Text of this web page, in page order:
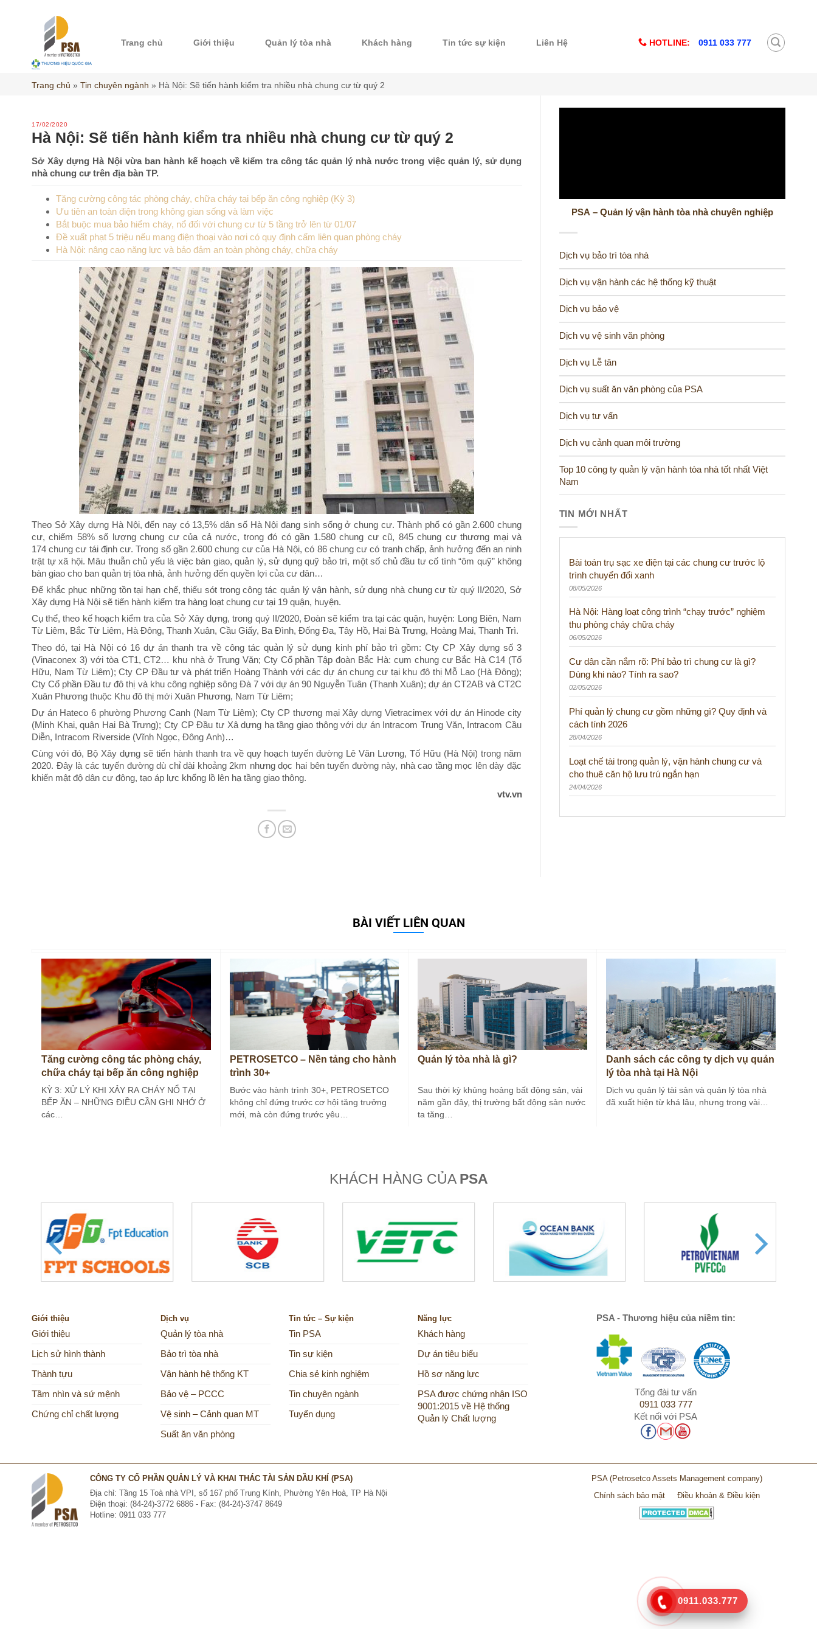
Trang chủ Giới thiệu Quản lý tòa nhà Khách hàng Tin tức sự kiện Liên Hệ HOTLINE: 0911 033 777
Trang chủ » Tin chuyên ngành » Hà Nội: Sẽ tiến hành kiểm tra nhiều nhà chung cư từ quý 2
17/02/2020
Hà Nội: Sẽ tiến hành kiểm tra nhiều nhà chung cư từ quý 2
Sở Xây dựng Hà Nội vừa ban hành kế hoạch về kiểm tra công tác quản lý nhà nước trong việc quản lý, sử dụng
nhà chung cư trên địa bàn TP.
Tăng cường công tác phòng cháy, chữa cháy tại bếp ăn công nghiệp (Kỳ 3)
Ưu tiên an toàn điện trong không gian sống và làm việc
Bắt buộc mua bảo hiểm cháy, nổ đối với chung cư từ 5 tầng trở lên từ 01/07
Đề xuất phạt 5 triệu nếu mang điện thoại vào nơi có quy định cấm liên quan phòng cháy
Hà Nội: nâng cao năng lực và bảo đảm an toàn phòng cháy, chữa cháy
Theo Sở Xây dựng Hà Nội, đến nay có 13,5% dân số Hà Nội đang sinh sống ở chung cư. Thành phố có gần 2.600 chung
cư, chiếm 58% số lượng chung cư của cả nước, trong đó có gần 1.580 chung cư cũ, 845 chung cư thương mại và
174 chung cư tái định cư. Trong số gần 2.600 chung cư của Hà Nội, có 86 chung cư có tranh chấp, ảnh hưởng đến an ninh
trật tự xã hội. Mâu thuẫn chủ yếu là việc bàn giao, quản lý, sử dụng quỹ bảo trì, một số chủ đầu tư cố tình “ôm quỹ” không
bàn giao cho ban quản trị tòa nhà, ảnh hưởng đến quyền lợi của cư dân…
Để khắc phục những tồn tại hạn chế, thiếu sót trong công tác quản lý vận hành, sử dụng nhà chung cư từ quý II/2020, Sở
Xây dựng Hà Nội sẽ tiến hành kiểm tra hàng loạt chung cư tại 19 quận, huyện.
Cụ thể, theo kế hoạch kiểm tra của Sở Xây dựng, trong quý II/2020, Đoàn sẽ kiểm tra tại các quận, huyện: Long Biên, Nam
Từ Liêm, Bắc Từ Liêm, Hà Đông, Thanh Xuân, Cầu Giấy, Ba Đình, Đống Đa, Tây Hồ, Hai Bà Trưng, Hoàng Mai, Thanh Trì.
Theo đó, tại Hà Nội có 16 dự án thanh tra về công tác quản lý sử dụng kinh phí bảo trì gồm: Cty CP Xây dựng số 3
(Vinaconex 3) với tòa CT1, CT2… khu nhà ở Trung Văn; Cty Cổ phần Tập đoàn Bắc Hà: cụm chung cư Bắc Hà C14 (Tố
Hữu, Nam Từ Liêm); Cty CP Đầu tư và phát triển Hoàng Thành với các dự án chung cư tại khu đô thị Mỗ Lao (Hà Đông);
Cty Cổ phần Đầu tư đô thị và khu công nghiệp sông Đà 7 với dự án 90 Nguyễn Tuân (Thanh Xuân); dự án CT2AB và CT2C
Xuân Phương thuộc Khu đô thị mới Xuân Phương, Nam Từ Liêm;
Dự án Hateco 6 phường Phương Canh (Nam Từ Liêm); Cty CP thương mại Xây dựng Vietracimex với dự án Hinode city
(Minh Khai, quận Hai Bà Trưng); Cty CP Đầu tư Xâ dựng hạ tầng giao thông với dự án Intracom Trung Văn, Intracom Cầu
Diễn, Intracom Riverside (Vĩnh Ngọc, Đông Anh)…
Cùng với đó, Bộ Xây dựng sẽ tiến hành thanh tra về quy hoạch tuyến đường Lê Văn Lương, Tố Hữu (Hà Nội) trong năm
2020. Đây là các tuyến đường dù chỉ dài khoảng 2km nhưng dọc hai bên tuyến đường này, nhà cao tầng mọc lên dày đặc
khiến mật độ dân cư đông, tạo áp lực khổng lồ lên hạ tầng giao thông.
vtv.vn
PSA – Quản lý vận hành tòa nhà chuyên nghiệp
Dịch vụ bảo trì tòa nhà
Dịch vụ vận hành các hệ thống kỹ thuật
Dịch vụ bảo vệ
Dịch vụ vệ sinh văn phòng
Dịch vụ Lễ tân
Dịch vụ suất ăn văn phòng của PSA
Dịch vụ tư vấn
Dịch vụ cảnh quan môi trường
Top 10 công ty quản lý vận hành tòa nhà tốt nhất Việt
Nam
TIN MỚI NHẤT
Bài toán trụ sạc xe điện tại các chung cư trước lộ
trình chuyển đổi xanh
08/05/2026
Hà Nội: Hàng loạt công trình “chạy trước” nghiệm
thu phòng cháy chữa cháy
06/05/2026
Cư dân cần nắm rõ: Phí bảo trì chung cư là gì?
Dùng khi nào? Tính ra sao?
02/05/2026
Phí quản lý chung cư gồm những gì? Quy định và
cách tính 2026
28/04/2026
Loạt chế tài trong quản lý, vận hành chung cư và
cho thuê căn hộ lưu trú ngắn hạn
24/04/2026
BÀI VIẾT LIÊN QUAN
Tăng cường công tác phòng cháy,
chữa cháy tại bếp ăn công nghiệp
(Kỳ 3)
KỲ 3: XỬ LÝ KHI XẢY RA CHÁY NỔ TẠI
BẾP ĂN – NHỮNG ĐIỀU CẦN GHI NHỚ Ở
các…
PETROSETCO – Nền tảng cho hành
trình 30+
Bước vào hành trình 30+, PETROSETCO
không chỉ đứng trước cơ hội tăng trưởng
mới, mà còn đứng trước yêu…
Quản lý tòa nhà là gì?
Sau thời kỳ khủng hoảng bất động sản, vài
năm gần đây, thị trường bất động sản nước
ta tăng…
Danh sách các công ty dịch vụ quản
lý tòa nhà tại Hà Nội
Dịch vụ quản lý tài sản và quản lý tòa nhà
đã xuất hiện từ khá lâu, nhưng trong vài…
KHÁCH HÀNG CỦA PSA
Giới thiệu
Giới thiệu
Lịch sử hình thành
Thành tựu
Tầm nhìn và sứ mệnh
Chứng chỉ chất lượng
Dịch vụ
Quản lý tòa nhà
Bảo trì tòa nhà
Vận hành hệ thống KT
Bảo vệ – PCCC
Vệ sinh – Cảnh quan MT
Suất ăn văn phòng
Tin tức – Sự kiện
Tin PSA
Tin sự kiện
Chia sẻ kinh nghiệm
Tin chuyên ngành
Tuyển dụng
Năng lực
Khách hàng
Dự án tiêu biểu
Hồ sơ năng lực
PSA được chứng nhận ISO
9001:2015 về Hệ thống
Quản lý Chất lượng
PSA - Thương hiệu của niềm tin:
Tổng đài tư vấn
0911 033 777
Kết nối với PSA
PSA (Petrosetco Assets Management company)
Chính sách bảo mật
Điều khoản & Điều kiện
CÔNG TY CỔ PHẦN QUẢN LÝ VÀ KHAI THÁC TÀI SẢN DẦU KHÍ (PSA)
Địa chỉ: Tầng 15 Toà nhà VPI, số 167 phố Trung Kính, Phường Yên Hoà, TP Hà Nội
Điện thoại: (84-24)-3772 6886 - Fax: (84-24)-3747 8649
Hotline: 0911 033 777
0911.033.777